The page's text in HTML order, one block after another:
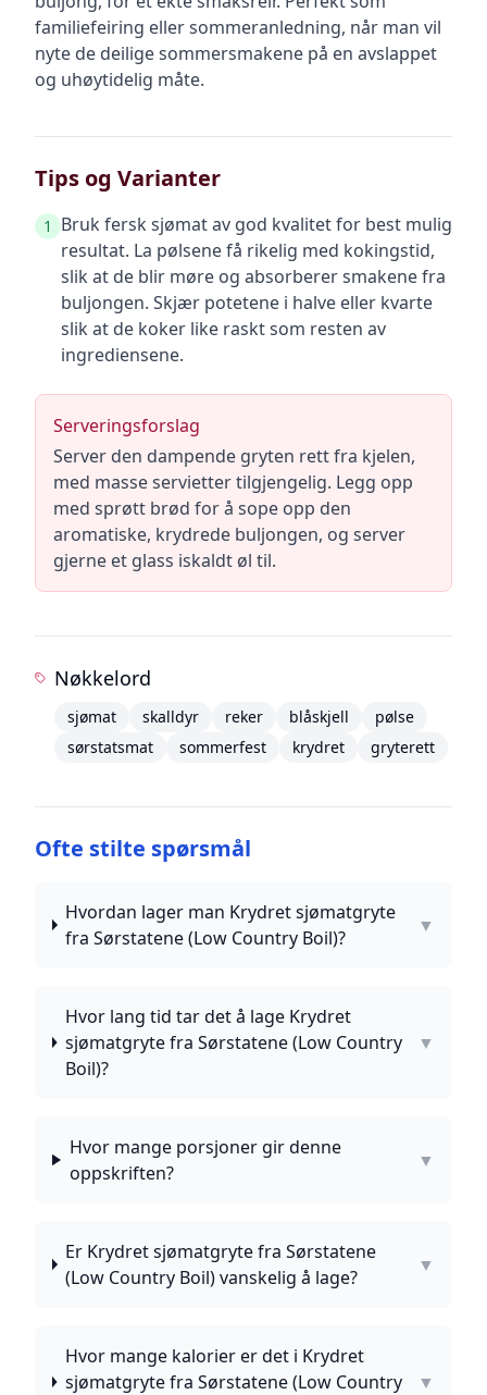
familiefeiring eller sommeranledning, når man vil
nyte de deilige sommersmakene på en avslappet
og uhøytidelig måte.
Tips og Varianter
1
Bruk fersk sjømat av god kvalitet for best mulig
resultat. La pølsene få rikelig med kokingstid,
slik at de blir møre og absorberer smakene fra
buljongen. Skjær potetene i halve eller kvarte
slik at de koker like raskt som resten av
ingrediensene.
Serveringsforslag
Server den dampende gryten rett fra kjelen,
med masse servietter tilgjengelig. Legg opp
med sprøtt brød for å sope opp den
aromatiske, krydrede buljongen, og server
gjerne et glass iskaldt øl til.
Nøkkelord
sjømat skalldyr reker blåskjell
pølse
sørstatsmat
sommerfest krydret gryterett
Ofte stilte spørsmål
Hvordan lager man Krydret sjømatgryte
fra Sørstatene (Low Country Boil)?
▼
Hvor lang tid tar det å lage Krydret
sjømatgryte fra Sørstatene (Low Country
Boil)?
▼
Hvor mange porsjoner gir denne
oppskriften?
▼
Er Krydret sjømatgryte fra Sørstatene
(Low Country Boil) vanskelig å lage?
▼
Hvor mange kalorier er det i Krydret
sjømatgryte fra Sørstatene (Low Country
▼